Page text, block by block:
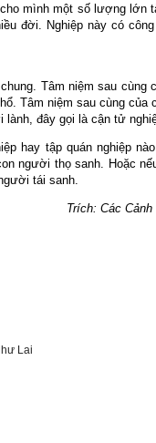
mình một số lượng lớn
đời. Nghiệp này có
Tâm niệm sau cùng
Tâm niệm sau cùng của
đây gọi là cận tử
hay tập quán nghiệp
người thọ sanh. Hoặc
tái sanh.
Trích: Các
Lai